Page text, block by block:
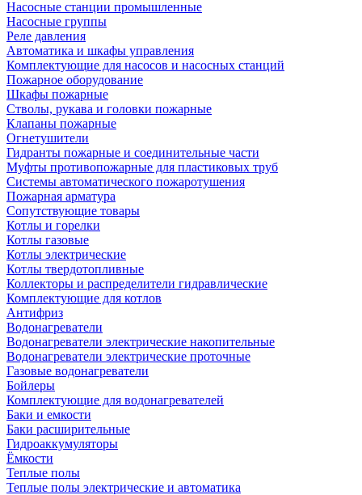
Насосные станции промышленные
Насосные группы
Реле давления
Автоматика и шкафы управления
Комплектующие для насосов и насосных станций
Пожарное оборудование
Шкафы пожарные
Стволы, рукава и головки пожарные
Клапаны пожарные
Огнетушители
Гидранты пожарные и соединительные части
Муфты противопожарные для пластиковых труб
Системы автоматического пожаротушения
Пожарная арматура
Сопутствующие товары
Котлы и горелки
Котлы газовые
Котлы электрические
Котлы твердотопливные
Коллекторы и распределители гидравлические
Комплектующие для котлов
Антифриз
Водонагреватели
Водонагреватели электрические накопительные
Водонагреватели электрические проточные
Газовые водонагреватели
Бойлеры
Комплектующие для водонагревателей
Баки и емкости
Баки расширительные
Гидроаккумуляторы
Ёмкости
Теплые полы
Теплые полы электрические и автоматика